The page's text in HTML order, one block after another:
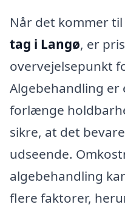
Når det kommer til
tag i Langø, er
overvejelsepunkt
Algebehandling er
forlænge
sikre, at det
udseende.
algebehandling
flere faktorer,